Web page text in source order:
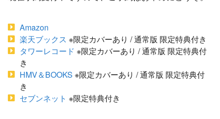
Amazon
楽天ブックス ※限定カバーあり / 通常版 限定特典付き
タワーレコード ※限定カバーあり / 通常版 限定特典付
き
HMV＆BOOKS ※限定カバーあり / 通常版 限定特典付
き
セブンネット ※限定特典付き